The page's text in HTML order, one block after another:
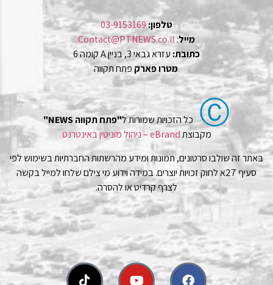
טלפון:03-9153169
מייל:
Contact@PTNEWS.co.il
כתובת: עזרא גבאי 3, בניין A קומה 6
מטרו פארק פתח תקווה
Ⓒ כל הזכויות שמורות ל"פתח תקווה NEWS"
מקבוצתeBrand – ניהול מוניטין באינטרנט
באתר זה שולבו סרטונים, תמונות ומידע מהרשתות החברתיות בשימוש לפי
סעיף 27א לחוק זכויות יוצרים. במידה וידוע מי צילם שלחו למייל בקשה
לצרף קרדיט או להסרה.